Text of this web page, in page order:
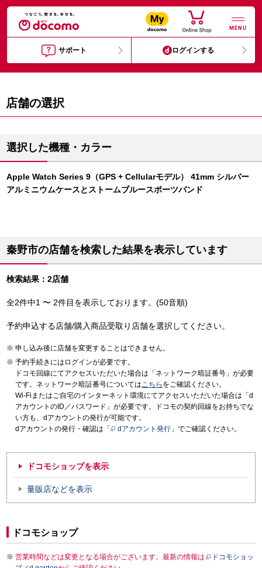
MENU
サポート ログインする
店舗の選択
選択した機種・カラー
Apple Watch Series 9（GPS + Cellularモデル） 41mm シルバー
アルミニウムケースとストームブルースポーツバンド
秦野市の店舗を検索した結果を表示しています
検索結果：2店舗
全2件中1 〜 2件目を表示しております。(50音順)
予約申込する店舗/購入商品受取り店舗を選択してください。
申し込み後に店舗を変更することはできません。
予約手続きにはログインが必要です。
ドコモ回線にてアクセスいただいた場合は「ネットワーク暗証番号」が必要
です。ネットワーク暗証番号についてはこちら をご確認ください。
Wi-Fiまたはご自宅のインターネット環境にてアクセスいただいた場合は「d
アカウントのID／パスワード」が必要です。ドコモの契約回線をお持ちでな
い方も、dアカウントの発行が可能です。
dアカウントの発行・確認は「
dアカウント発行 」でご確認ください。
ドコモショップを表示
量販店などを表示
ドコモショップ
営業時間などは変更となる場合がございます。最新の情報は
ドコモショッ